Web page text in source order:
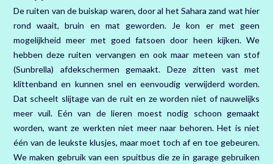
De ruiten van de buiskap waren, door al het Sahara zand wat hier
rond waait, bruin en mat geworden. Je kon er met geen
mogelijkheid meer met goed fatsoen door heen kijken. We
hebben deze ruiten vervangen en ook maar meteen van stof
(Sunbrella) afdekschermen gemaakt. Deze zitten vast met
klittenband en kunnen snel en eenvoudig verwijderd worden.
Dat scheelt slijtage van de ruit en ze worden niet of nauwelijks
meer vuil. Eén van de lieren moest nodig schoon gemaakt
worden, want ze werkten niet meer naar behoren. Het is niet
één van de leukste klusjes, maar moet toch af en toe gebeuren.
We maken gebruik van een spuitbus die ze in garage gebruiken